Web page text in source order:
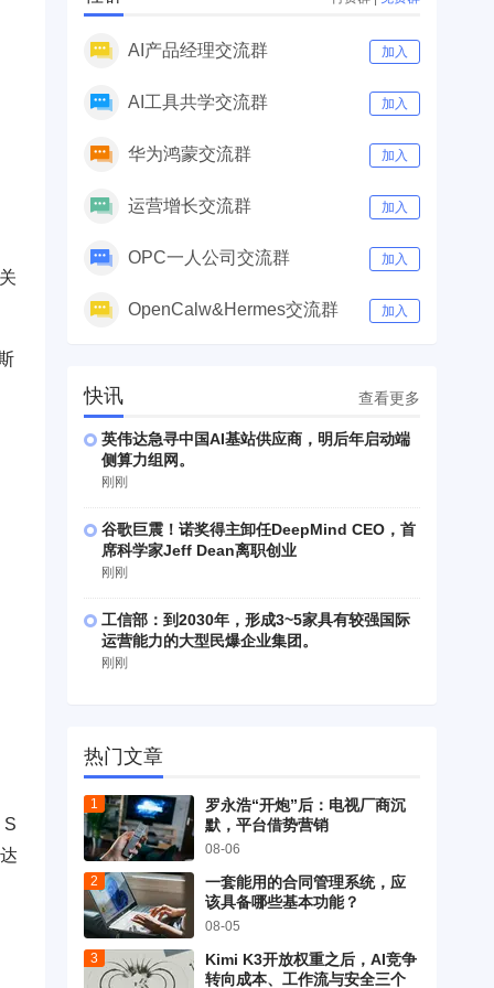
S
AI产品经理交流群 加入
AI工具共学交流群 加入
华为鸿蒙交流群 加入
运营增长交流群 加入
OPC一人公司交流群 加入
OpenCalw&Hermes交流群 加入
快讯 查看更多
英伟达急寻中国AI基站供应商，明后年启动端
侧算力组网。
刚刚
谷歌巨震！诺奖得主卸任DeepMind CEO，首
席科学家Jeff Dean离职创业
刚刚
工信部：到2030年，形成3~5家具有较强国际
运营能力的大型民爆企业集团。
刚刚
热门文章
罗永浩“开炮”后：电视厂商沉
默，平台借势营销
08-06
一套能用的合同管理系统，应
该具备哪些基本功能？
08-05
Kimi K3开放权重之后，AI竞争
转向成本、工作流与安全三个